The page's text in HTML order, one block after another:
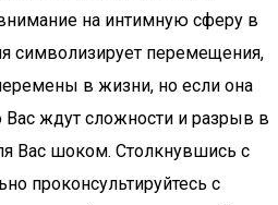
на интимную сферу в
символизирует перемещения,
в жизни, но если она
Вас ждут сложности и разрыв в
Вас шоком. Столкнувшись с
проконсультируйтесь с